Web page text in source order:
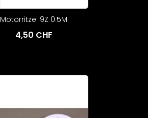
Motorritzel 9Z 0.5M
4,50 CHF